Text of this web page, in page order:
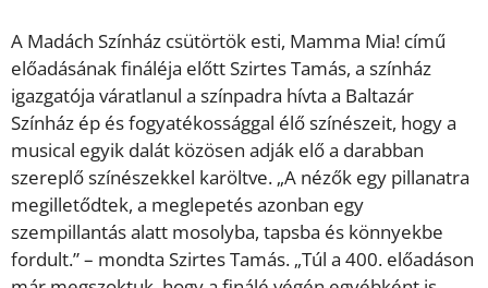
A Madách Színház csütörtök esti, Mamma Mia! című
előadásának fináléja előtt Szirtes Tamás, a színház
igazgatója váratlanul a színpadra hívta a Baltazár
Színház ép és fogyatékossággal élő színészeit, hogy a
musical egyik dalát közösen adják elő a darabban
szereplő színészekkel karöltve. „A nézők egy pillanatra
megilletődtek, a meglepetés azonban egy
szempillantás alatt mosolyba, tapsba és könnyekbe
fordult.” – mondta Szirtes Tamás. „Túl a 400. előadáson